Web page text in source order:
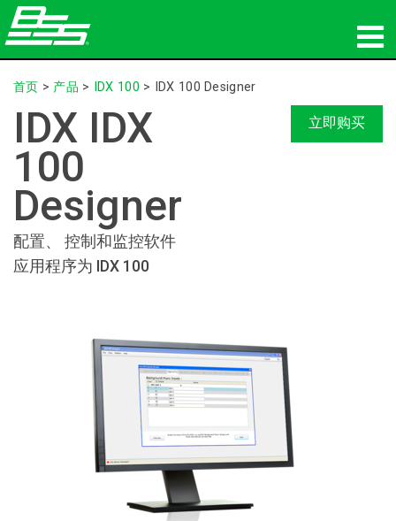
产品
网络音频传输
哪里购买
培训
首页 > 产品 > IDX 100 > IDX 100 Designer
IDX IDX
100
Designer
配置、 控制和监控软件
应用程序为 IDX 100
立即购买